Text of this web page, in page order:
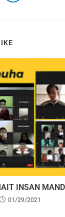
INSAN
01/29/2021